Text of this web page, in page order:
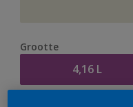
Grootte
4,16 L